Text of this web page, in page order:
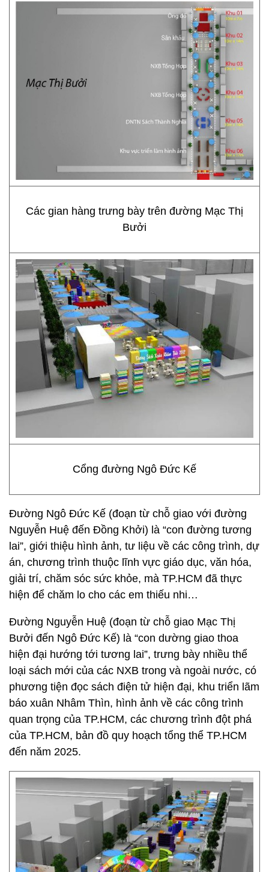
Các gian hàng trưng bày trên đường Mạc Thị
Bưởi
Cổng đường Ngô Đức Kế
Đường Ngô Đức Kế (đoạn từ chỗ giao với đường
Nguyễn Huệ đến Đồng Khởi) là “con đường tương
lai”, giới thiệu hình ảnh, tư liệu về các công trình, dự
án, chương trình thuộc lĩnh vực giáo dục, văn hóa,
giải trí, chăm sóc sức khỏe, mà TP.HCM đã thực
hiện để chăm lo cho các em thiếu nhi…
Đường Nguyễn Huệ (đoạn từ chỗ giao Mạc Thị
Bưởi đến Ngô Đức Kế) là “con dường giao thoa
hiện đại hướng tới tương lai”, trưng bày nhiều thể
loại sách mới của các NXB trong và ngoài nước, có
phương tiện đọc sách điện tử hiện đại, khu triển lãm
báo xuân Nhâm Thìn, hình ảnh về các công trình
quan trọng của TP.HCM, các chương trình đột phá
của TP.HCM, bản đồ quy hoạch tổng thể TP.HCM
đến năm 2025.